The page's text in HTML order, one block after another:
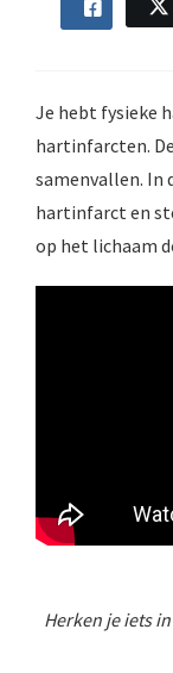
Je hebt fysieke
hartinfarcten.
samenvallen. In
hartinfarct en
op het lichaam
Herken je iets